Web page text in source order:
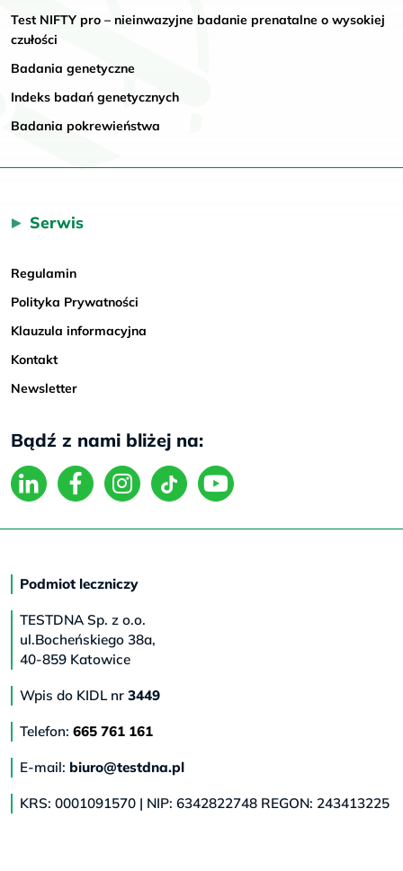
Test NIFTY pro – nieinwazyjne badanie prenatalne o wysokiej
czułości
Badania genetyczne
Indeks badań genetycznych
Badania pokrewieństwa
Serwis
Regulamin
Polityka Prywatności
Klauzula informacyjna
Kontakt
Newsletter
Bądź z nami bliżej na:
Podmiot leczniczy
TESTDNA Sp. z o.o.
ul.Bocheńskiego 38a,
40-859 Katowice
Wpis do KIDL nr 3449
Telefon: 665 761 161
E-mail: biuro@testdna.pl
KRS: 0001091570 | NIP: 6342822748 REGON: 243413225